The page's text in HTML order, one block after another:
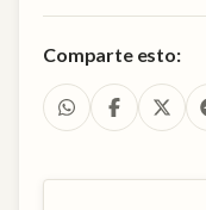
Comparte esto: